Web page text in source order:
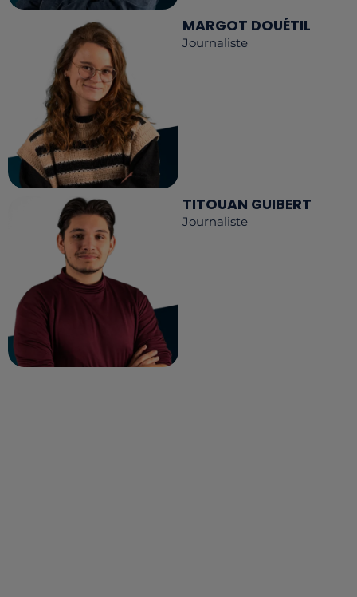
MARGOT DOUÉTIL
Journaliste
TITOUAN GUIBERT
Journaliste